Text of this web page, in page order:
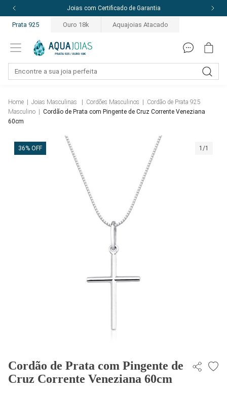
Joias com Certificado de Garantia
Prata 925 Ouro 18k Aquajoias Atacado
Home Joias Masculinas Cordões Masculinos
Cordão de Prata 925
Masculino
Cordão de Prata com Pingente de Cruz Corrente Veneziana
60cm
36% OFF 1/1
Cordão de Prata com Pingente de
Cruz Corrente Veneziana 60cm